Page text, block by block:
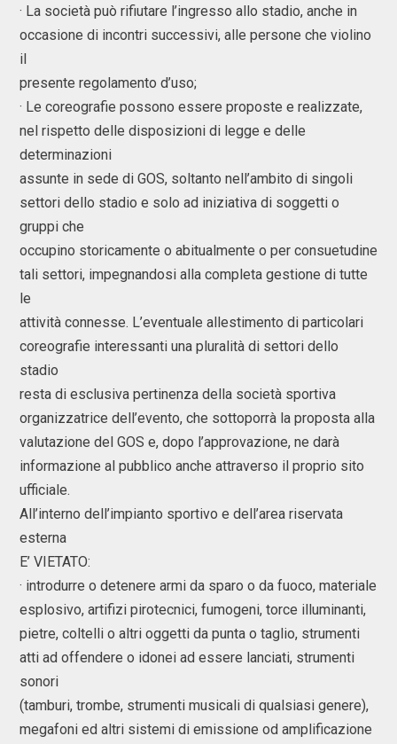
· La società può rifiutare l’ingresso allo stadio, anche in
occasione di incontri successivi, alle persone che violino
il
presente regolamento d’uso;
· Le coreografie possono essere proposte e realizzate,
nel rispetto delle disposizioni di legge e delle
determinazioni
assunte in sede di GOS, soltanto nell’ambito di singoli
settori dello stadio e solo ad iniziativa di soggetti o
gruppi che
occupino storicamente o abitualmente o per consuetudine
tali settori, impegnandosi alla completa gestione di tutte
le
attività connesse. L’eventuale allestimento di particolari
coreografie interessanti una pluralità di settori dello
stadio
resta di esclusiva pertinenza della società sportiva
organizzatrice dell’evento, che sottoporrà la proposta alla
valutazione del GOS e, dopo l’approvazione, ne darà
informazione al pubblico anche attraverso il proprio sito
ufficiale.
All’interno dell’impianto sportivo e dell’area riservata
esterna
E’ VIETATO:
· introdurre o detenere armi da sparo o da fuoco, materiale
esplosivo, artifizi pirotecnici, fumogeni, torce illuminanti,
pietre, coltelli o altri oggetti da punta o taglio, strumenti
atti ad offendere o idonei ad essere lanciati, strumenti
sonori
(tamburi, trombe, strumenti musicali di qualsiasi genere),
megafoni ed altri sistemi di emissione od amplificazione